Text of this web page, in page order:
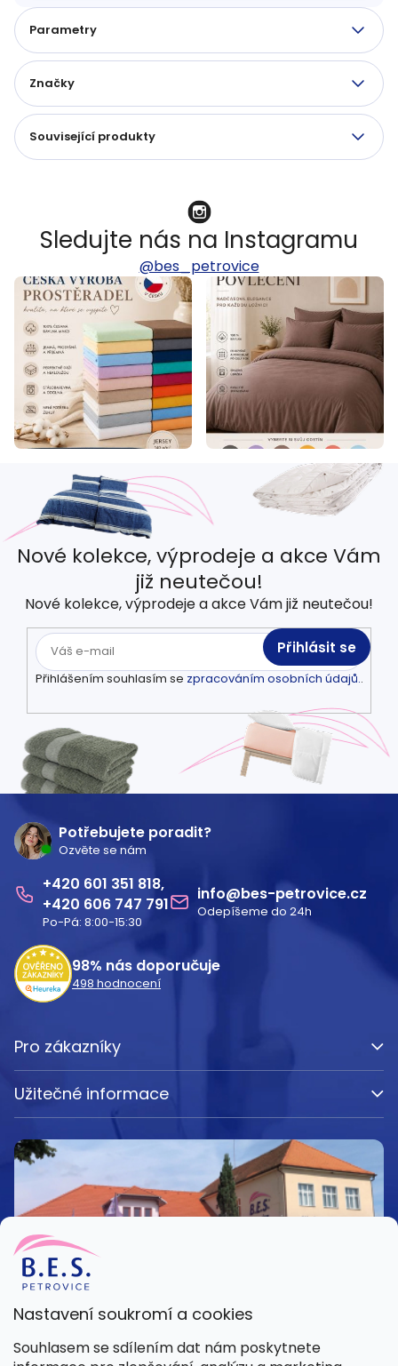
Nastavení soukromí a cookies
Souhlasem se sdílením dat nám poskytnete
Parametry
Značky
Související produkty
Sledujte nás na Instagramu
@bes_petrovice
Nové kolekce, výprodeje a akce Vám
již neutečou!
Nové kolekce, výprodeje a akce Vám již neutečou!
Přihlášením souhlasím se zpracováním osobních údajů..
Přihlásit se
Potřebujete poradit?
Ozvěte se nám
601 351 818
606 747 791
Po-Pá: 8:00-15:30
info@bes-petrovice.cz
Odepíšeme do 24h
98% nás doporučuje
498 hodnocení
Pro zákazníky
Užitečné informace
Kamenná prodejna
Pondělí – Pátek 8:00 – 15:30